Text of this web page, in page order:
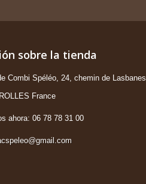
sobre la tienda
Combi Spéléo, 24, chemin de Lasbanes
France
ahora: 06 78 78 31 00